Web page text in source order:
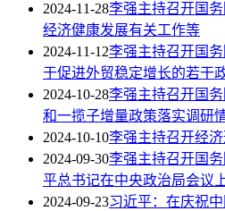
2024-11-28李强主持召开国
经济健康发展有关工作等
2024-11-12李强主持召开国
于促进外贸稳定增长的若干
2024-10-28李强主持召开国
和一揽子增量政策落实调研
2024-10-10李强主持召开经
2024-09-30李强主持召开国
平总书记在中央政治局会议
2024-09-23习近平：在庆祝